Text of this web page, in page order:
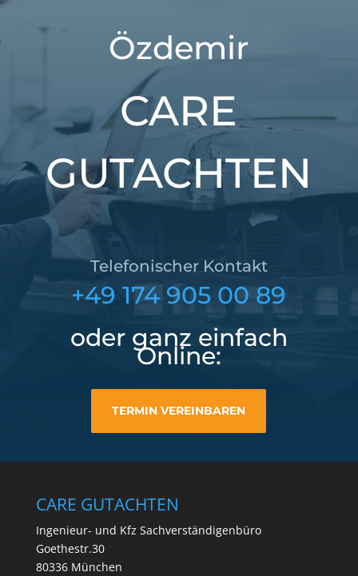
Özdemir
CARE
GUTACHTEN
Telefonischer Kontakt
+49 174 905 00 89
oder ganz einfach
Online:
TERMIN VEREINBAREN
CARE GUTACHTEN
Ingenieur- und Kfz Sachverständigenbüro
Goethestr.30
80336 München